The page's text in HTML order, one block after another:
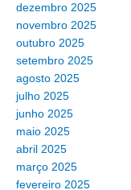
dezembro 2025
novembro 2025
outubro 2025
setembro 2025
agosto 2025
julho 2025
junho 2025
maio 2025
abril 2025
março 2025
fevereiro 2025